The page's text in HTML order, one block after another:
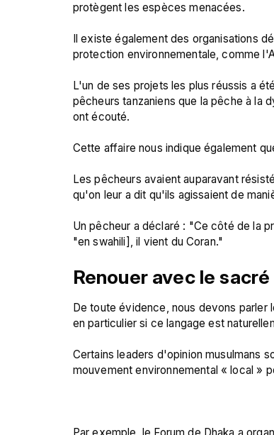
protègent les espèces menacées.
Il existe également des organisations
protection environnementale, comme
L'un de ses projets les plus réussis a
pêcheurs tanzaniens que la pêche à la
ont écouté.
Cette affaire nous indique également
Les pêcheurs avaient auparavant
qu'on leur a dit qu'ils agissaient de
Un pêcheur a déclaré : "Ce côté de la
Renouer avec le sacré
De toute évidence, nous devons parler
en particulier si ce langage est
Certains leaders d'opinion musulmans
mouvement environnemental « local »